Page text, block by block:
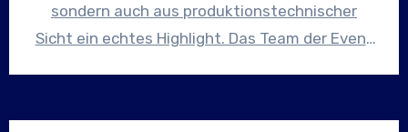
sondern auch aus produktionstechnischer
Sicht ein echtes Highlight. Das Team der Event